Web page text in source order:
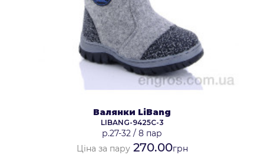
Валянки LiBang
LIBANG-9425C-3
р.27-32 / 8 пар
Ціна за пару270.00грн